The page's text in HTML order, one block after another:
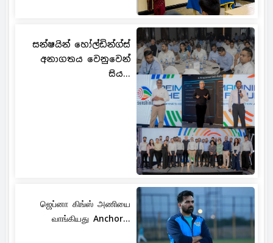
සන්ෂයින් හෝල්ඩින්ග්ස්
අනාගතය වෙනුවෙන්
සිය...
ஜெப்னா கிங்ஸ் அணியை
வாங்கியது Anchor...